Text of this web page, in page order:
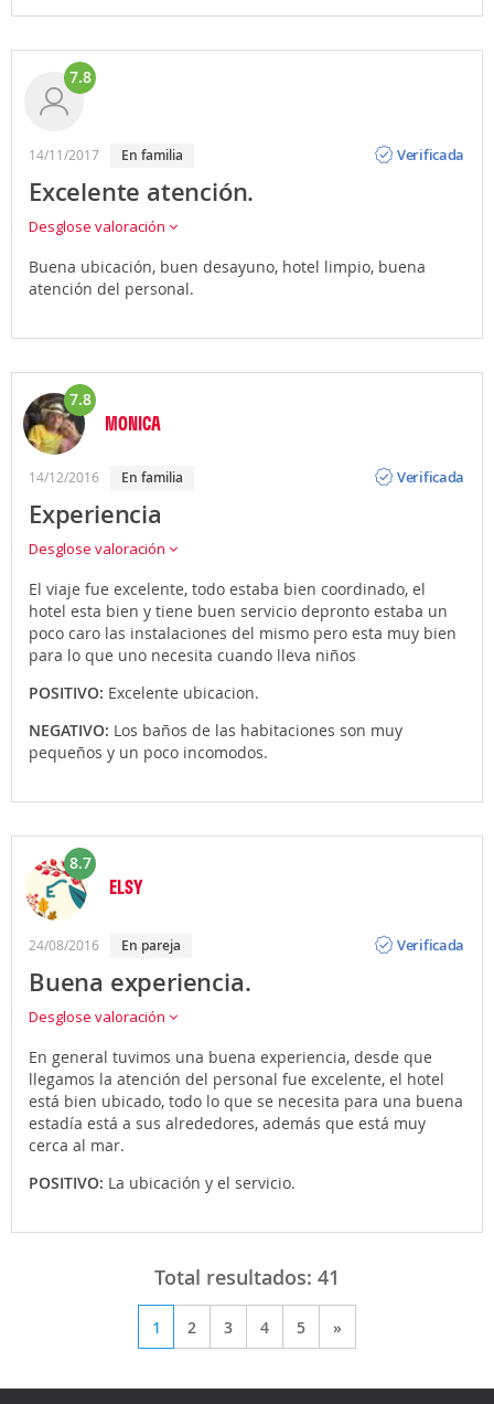
7.8
14/11/2017 en familia
Verificada
Excelente atención.
Desglose valoración
Buena ubicación, buen desayuno, hotel limpio, buena
atención del personal.
7.8
MONICA
14/12/2016 en familia
Verificada
Experiencia
Desglose valoración
El viaje fue excelente, todo estaba bien coordinado, el
hotel esta bien y tiene buen servicio depronto estaba un
poco caro las instalaciones del mismo pero esta muy bien
para lo que uno necesita cuando lleva niños
POSITIVO: Excelente ubicacion.
NEGATIVO: Los baños de las habitaciones son muy
pequeños y un poco incomodos.
8.7
ELSY
24/08/2016 en pareja
Verificada
Buena experiencia.
Desglose valoración
En general tuvimos una buena experiencia, desde que
llegamos la atención del personal fue excelente, el hotel
está bien ubicado, todo lo que se necesita para una buena
estadía está a sus alrededores, además que está muy
cerca al mar.
POSITIVO: La ubicación y el servicio.
Total resultados: 41
1 2 3 4 5 »